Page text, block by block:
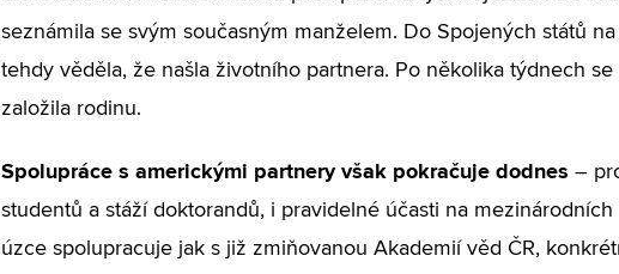
seznámila se svým současným manželem. Do Spojených států
tehdy věděla, že našla životního partnera. Po několika týdnech
založila rodinu.
Spolupráce s americkými partnery však pokračuje dodnes –
studentů a stáží doktorandů, i pravidelné účasti na
úzce spolupracuje jak s již zmiňovanou Akademií věd ČR,